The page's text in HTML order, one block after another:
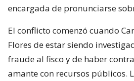
encargada de pronunciarse
El conflicto comenzó cuando
Flores de estar siendo
fraude al fisco y de haber
amante con recursos públicos.